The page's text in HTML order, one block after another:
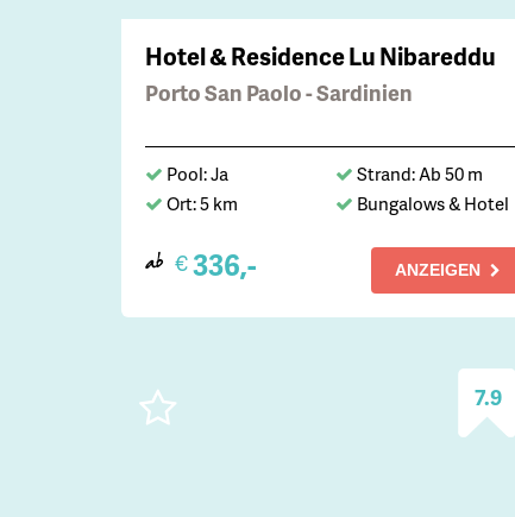
Hotel & Residence Lu Nibareddu
Porto San Paolo - Sardinien
Pool: Ja
Strand: Ab 50 m
Ort: 5 km
Bungalows & Hotel
ab €336,- ANZEIGEN
7.9